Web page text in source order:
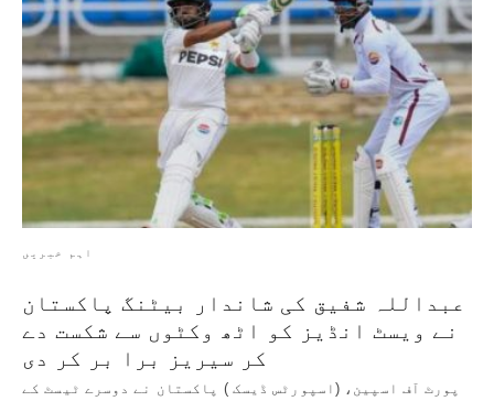
اہم خبریں
عبداللہ شفیق کی شاندار بیٹنگ پاکستان
نے ویسٹ انڈیز کو اٹھ وکٹوں سے شکست دے
کر سیریز برا بر کر دی
پورٹ آف اسپین، (اسپورٹس ڈیسک ) پاکستان نے دوسرے ٹیسٹ کے